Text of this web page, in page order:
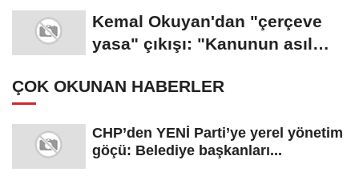
Kemal Okuyan'dan "çerçeve
yasa" çıkışı: "Kanunun asıl
ÇOK OKUNAN HABERLER
CHP’den YENİ Parti’ye yerel yönetim
göçü: Belediye başkanları...